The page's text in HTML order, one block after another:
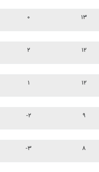
۰ ۱۳
۲ ۱۲
۱ ۱۲
-۲ ۹
-۳ ۸